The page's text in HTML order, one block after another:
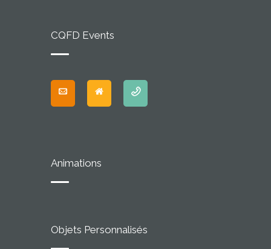
CQFD Events
Animations
Objets Personnalisés